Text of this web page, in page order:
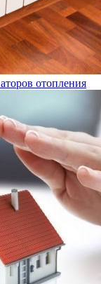
отопления